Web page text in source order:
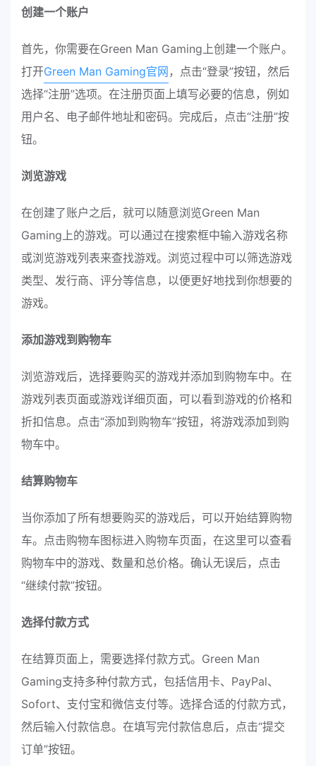
创建一个账户
首先，你需要在Green Man Gaming上创建一个账户。
打开Green Man Gaming官网 ，点击“登录”按钮，然后
选择“注册”选项。在注册页面上填写必要的信息，例如
用户名、电子邮件地址和密码。完成后，点击“注册”按
钮。
浏览游戏
在创建了账户之后，就可以随意浏览Green Man
Gaming上的游戏。可以通过在搜索框中输入游戏名称
或浏览游戏列表来查找游戏。浏览过程中可以筛选游戏
类型、发行商、评分等信息，以便更好地找到你想要的
游戏。
添加游戏到购物车
浏览游戏后，选择要购买的游戏并添加到购物车中。在
游戏列表页面或游戏详细页面，可以看到游戏的价格和
折扣信息。点击“添加到购物车”按钮，将游戏添加到购
物车中。
结算购物车
当你添加了所有想要购买的游戏后，可以开始结算购物
车。点击购物车图标进入购物车页面，在这里可以查看
购物车中的游戏、数量和总价格。确认无误后，点击
“继续付款”按钮。
选择付款方式
在结算页面上，需要选择付款方式。Green Man
Gaming支持多种付款方式，包括信用卡、PayPal、
Sofort、支付宝和微信支付等。选择合适的付款方式，
然后输入付款信息。在填写完付款信息后，点击“提交
订单”按钮。